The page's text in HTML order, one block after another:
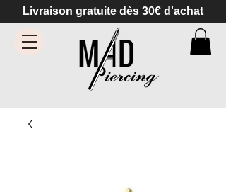
Livraison gratuite dès 30€ d'achat